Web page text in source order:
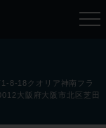
8-18クオリア神南フラ
大阪府大阪市北区芝田